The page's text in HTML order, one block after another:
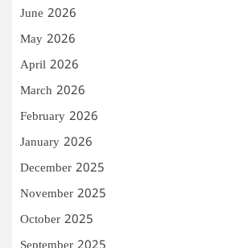
June 2026
May 2026
April 2026
March 2026
February 2026
January 2026
December 2025
November 2025
October 2025